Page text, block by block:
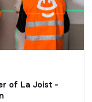
of La Joist -